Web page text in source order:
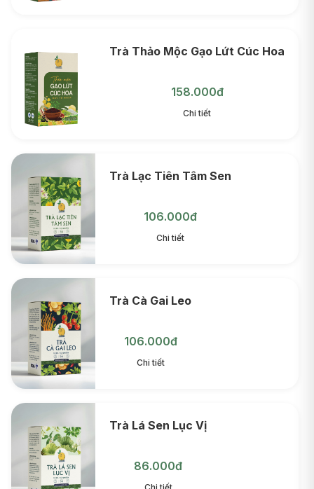
Trà Thảo Mộc Gạo Lứt Cúc Hoa
158.000đ
Chi tiết
Trà Lạc Tiên Tâm Sen
106.000đ
Chi tiết
Trà Cà Gai Leo
106.000đ
Chi tiết
Trà Lá Sen Lục Vị
86.000đ